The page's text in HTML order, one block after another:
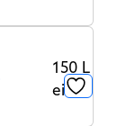
150 L
Ei